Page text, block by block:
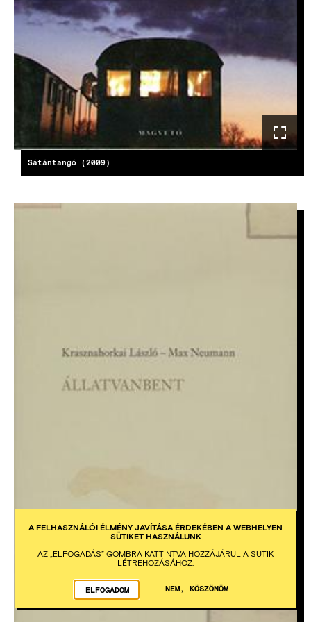
Sátántangó (2009)
A FELHASZNÁLÓI ÉLMÉNY JAVÍTÁSA ÉRDEKÉBEN A WEBHELYEN
SÜTIKET HASZNÁLUNK
AZ „ELFOGADÁS” GOMBRA KATTINTVA HOZZÁJÁRUL A SÜTIK
LÉTREHOZÁSÁHOZ.
ELFOGADOM NEM, KÖSZÖNÖM